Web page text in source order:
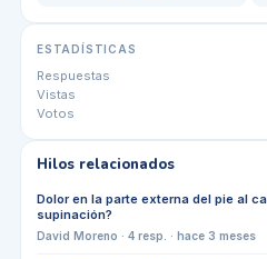
ESTADÍSTICAS
Respuestas
Vistas
Votos
Hilos relacionados
Dolor en la parte externa del pie al
supinación?
David Moreno · 4resp. · hace 3 meses